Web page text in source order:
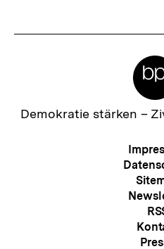
Zur
Demokratie stärken –